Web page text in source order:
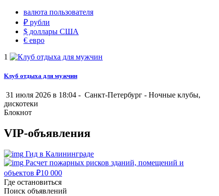
валюта пользователя
₽ рубли
$ доллары США
€ евро
1
Клуб отдыха для мужчин
31 июля 2026 в 18:04 - Санкт-Петербург - Ночные клубы,
дискотеки
Блокнот
VIP-объявления
Гид в Калининграде
Расчет пожарных рисков зданий, помещений и
объектов ₽10 000
Где остановиться
Поиск объявлений